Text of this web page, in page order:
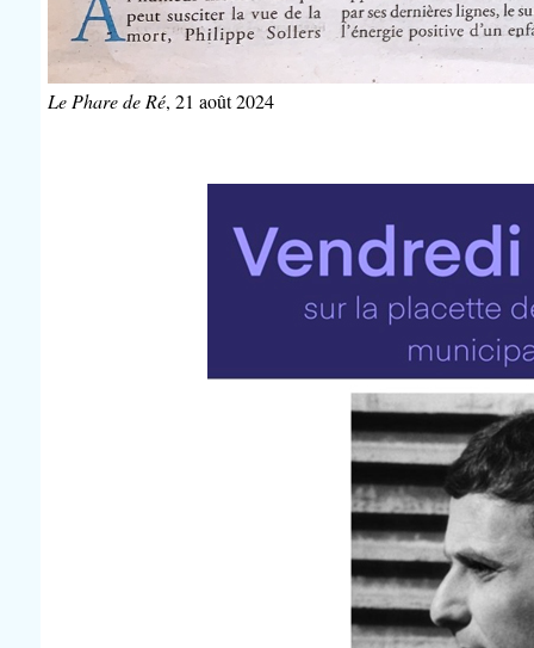
Le Phare de Ré, 21 août 2024